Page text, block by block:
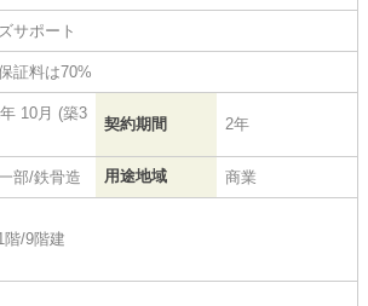
サポート
証料は70%
10月 (築3
契約期間 2年
部/鉄骨造 用途地域 商業
階/9階建